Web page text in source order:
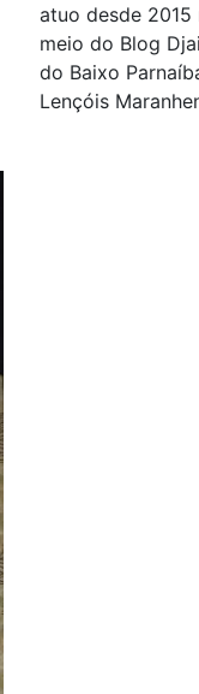
atuo desde
meio do Blog
do Baixo
Lençóis